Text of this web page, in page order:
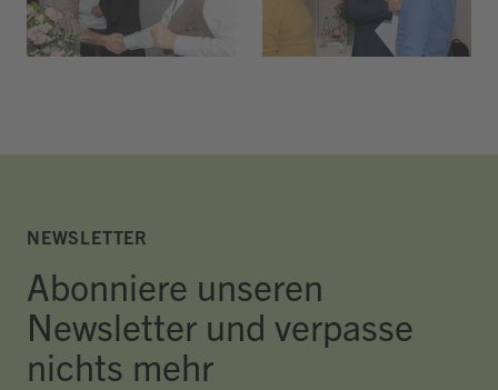
NEWSLETTER
Abonniere unseren
Newsletter und verpasse
nichts mehr